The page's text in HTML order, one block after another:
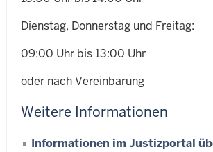
Dienstag, Donnerstag und Freitag:
09:00 Uhr bis 13:00 Uhr
oder nach Vereinbarung
Weitere Informationen
Informationen im Justizportal